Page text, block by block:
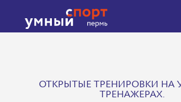
ОТКРЫТЫЕ ТРЕНИРОВКИ НА
ТРЕНАЖЕРАХ.